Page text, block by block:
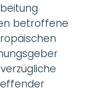
betroffene